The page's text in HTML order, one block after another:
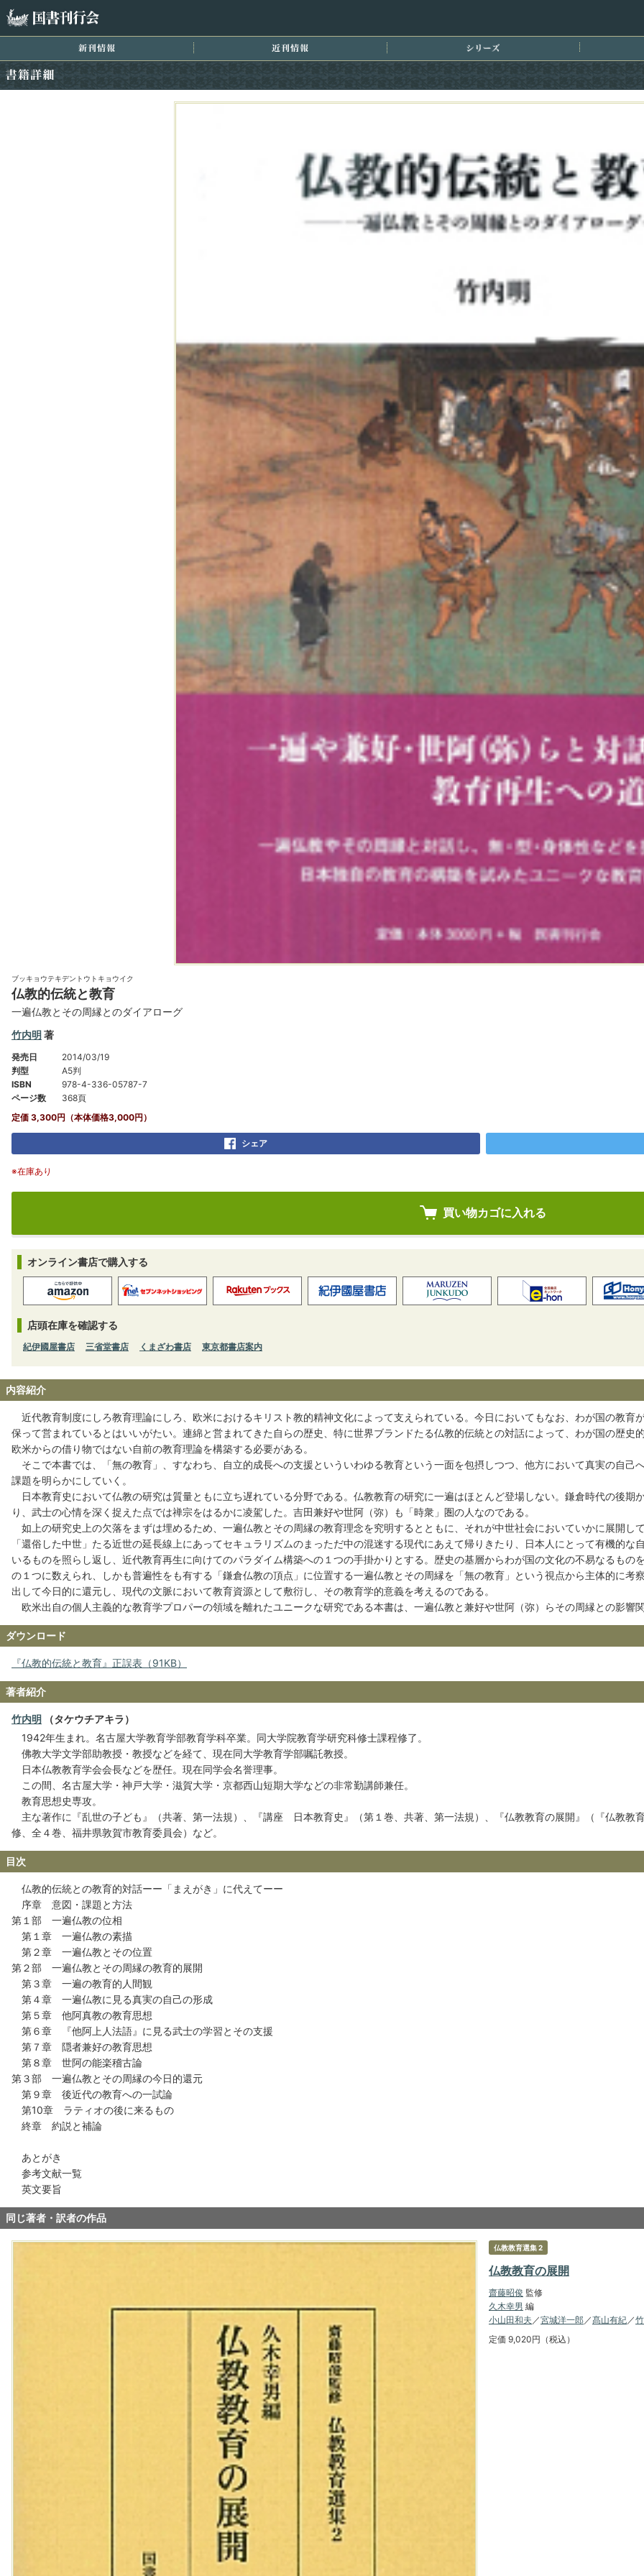
新刊情報
ブッキョウテキデントウトキョウイク
仏教的伝統と教育
一遍仏教とその周縁とのダイアローグ
竹内明 著
発売日
2014/03/19
判型
A5判
ISBN
978-4-336-05787-7
ページ数
368頁
定価 3,300円（本体価格3,000円）
シェア
※在庫あり
オンライン書店で購入する
店頭在庫を確認する
紀伊國屋書店 三省堂書店 くまざわ書店 東京都書店案内
内容紹介
近代教育制度にしろ教育理論にしろ、欧米におけるキリスト教的精神文化によって支えられている。今日においてもなお、わが国の教育
保って営まれているとはいいがたい。連綿と営まれてきた自らの歴史、特に世界ブランドたる仏教的伝統との対話によって、わが国の歴
欧米からの借り物ではない自前の教育理論を構築する必要がある。
そこで本書では、「無の教育」、すなわち、自立的成長への支援といういわゆる教育という一面を包摂しつつ、他方において真実の自己
課題を明らかにしていく。
日本教育史において仏教の研究は質量ともに立ち遅れている分野である。仏教教育の研究に一遍はほとんど登場しない。鎌倉時代の後期
り、武士の心情を深く捉えた点では禅宗をはるかに凌駕した。吉田兼好や世阿（弥）も「時衆」圏の人なのである。
如上の研究史上の欠落をまずは埋めるため、一遍仏教とその周縁の教育理念を究明するとともに、それが中世社会においていかに展開し
「還俗した中世」たる近世の延長線上にあってセキュラリズムのまっただ中の混迷する現代にあえて帰りきたり、日本人にとって有機的
いるものを照らし返し、近代教育再生に向けてのパラダイム構築への１つの手掛かりとする。歴史の基層からわが国の文化の不易なるも
の１つに数えられ、しかも普遍性をも有する「鎌倉仏教の頂点」に位置する一遍仏教とその周縁を「無の教育」という視点から主体的に
出して今日的に還元し、現代の文脈において教育資源として敷衍し、その教育学的意義を考えるのである。
欧米出自の個人主義的な教育学プロパーの領域を離れたユニークな研究である本書は、一遍仏教と兼好や世阿（弥）らその周縁との影響
ダウンロード
『仏教的伝統と教育』正誤表（91KB）
著者紹介
竹内明 （タケウチアキラ）
1942年生まれ。名古屋大学教育学部教育学科卒業。同大学院教育学研究科修士課程修了。
佛教大学文学部助教授・教授などを経て、現在同大学教育学部嘱託教授。
日本仏教教育学会会長などを歴任。現在同学会名誉理事。
この間、名古屋大学・神戸大学・滋賀大学・京都西山短期大学などの非常勤講師兼任。
教育思想史専攻。
主な著作に『乱世の子ども』（共著、第一法規）、『講座 日本教育史』（第１巻、共著、第一法規）、『仏教教育の展開』（『仏教教
修、全４巻、福井県敦賀市教育委員会）など。
目次
仏教的伝統との教育的対話ーー「まえがき」に代えてーー
序章 意図・課題と方法
第１部 一遍仏教の位相
第１章 一遍仏教の素描
第２章 一遍仏教とその位置
第２部 一遍仏教とその周縁の教育的展開
第３章 一遍の教育的人間観
第４章 一遍仏教に見る真実の自己の形成
第５章 他阿真教の教育思想
第６章 『他阿上人法語』に見る武士の学習とその支援
第７章 隠者兼好の教育思想
第８章 世阿の能楽稽古論
第３部 一遍仏教とその周縁の今日的還元
第９章 後近代の教育への一試論
第10章 ラティオの後に来るもの
終章 約説と補論
あとがき
参考文献一覧
英文要旨
同じ著者・訳者の作品
仏教教育選集 2
仏教教育の展開
齋藤昭俊 監修
久木幸男 編
小山田和夫 ／宮城洋一郎 ／髙山有紀 ／
定価 9,020円（税込）